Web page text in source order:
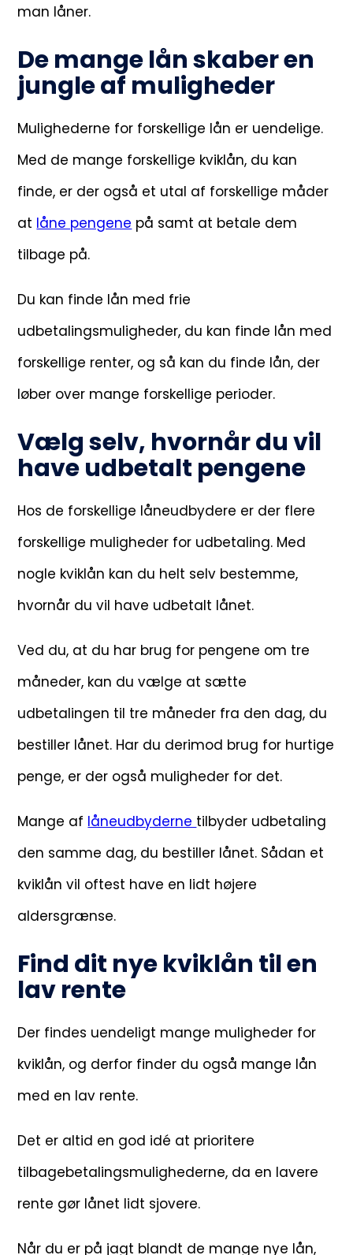
man låner.
De mange lån skaber en
jungle af muligheder
Mulighederne for forskellige lån er uendelige.
Med de mange forskellige kviklån, du kan
finde, er der også et utal af forskellige måder
at låne pengene på samt at betale dem
tilbage på.
Du kan finde lån med frie
udbetalingsmuligheder, du kan finde lån med
forskellige renter, og så kan du finde lån, der
løber over mange forskellige perioder.
Vælg selv, hvornår du vil
have udbetalt pengene
Hos de forskellige låneudbydere er der flere
forskellige muligheder for udbetaling. Med
nogle kviklån kan du helt selv bestemme,
hvornår du vil have udbetalt lånet.
Ved du, at du har brug for pengene om tre
måneder, kan du vælge at sætte
udbetalingen til tre måneder fra den dag, du
bestiller lånet. Har du derimod brug for hurtige
penge, er der også muligheder for det.
Mange af låneudbyderne tilbyder udbetaling
den samme dag, du bestiller lånet. Sådan et
kviklån vil oftest have en lidt højere
aldersgrænse.
Find dit nye kviklån til en
lav rente
Der findes uendeligt mange muligheder for
kviklån, og derfor finder du også mange lån
med en lav rente.
Det er altid en god idé at prioritere
tilbagebetalingsmulighederne, da en lavere
rente gør lånet lidt sjovere.
Når du er på jagt blandt de mange nye lån,